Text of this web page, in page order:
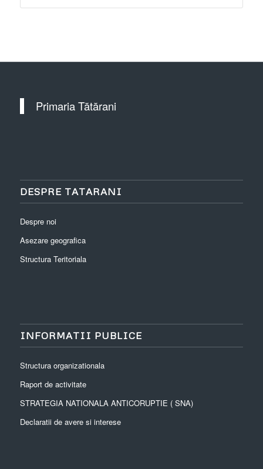
Primaria Tătărani
DESPRE TATARANI
Despre noi
Asezare geografica
Structura Teritoriala
INFORMATII PUBLICE
Structura organizationala
Raport de activitate
STRATEGIA NATIONALA ANTICORUPTIE ( SNA)
Declaratii de avere si interese